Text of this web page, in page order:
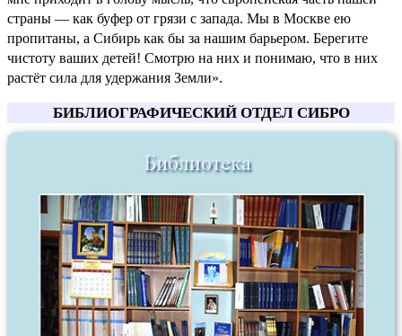
страны — как буфер от грязи с запада. Мы в Москве ею
пропитаны, а Сибирь как бы за нашим барьером. Берегите
чистоту ваших детей! Смотрю на них и понимаю, что в них
растёт сила для удержания Земли».
БИБЛИОГРАФИЧЕСКИЙ ОТДЕЛ СИБРО